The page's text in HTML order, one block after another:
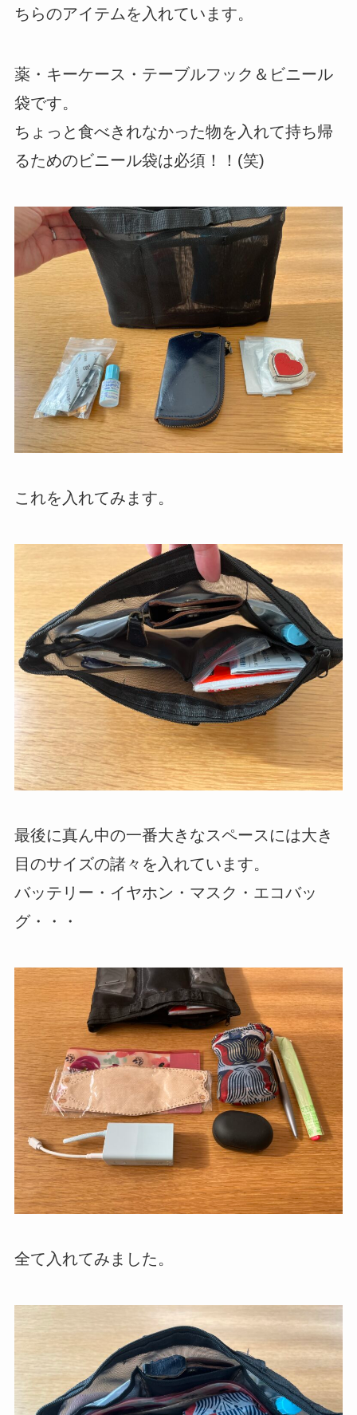
ちらのアイテムを入れています。
薬・キーケース・テーブルフック＆ビニール
袋です。
ちょっと食べきれなかった物を入れて持ち帰
るためのビニール袋は必須！！(笑)
これを入れてみます。
最後に真ん中の一番大きなスペースには大き
目のサイズの諸々を入れています。
バッテリー・イヤホン・マスク・エコバッ
グ・・・
全て入れてみました。